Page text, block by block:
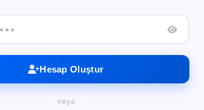
Hesap Oluştur
veya